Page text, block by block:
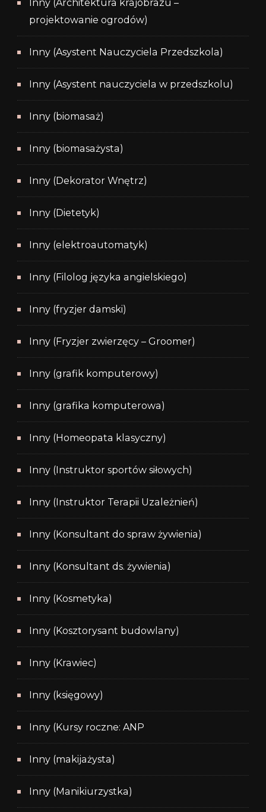
Inny (Architektura krajobrazu –
projektowanie ogrodów)
Inny (Asystent Nauczyciela Przedszkola)
Inny (Asystent nauczyciela w przedszkolu)
Inny (biomasaż)
Inny (biomasażysta)
Inny (Dekorator Wnętrz)
Inny (Dietetyk)
Inny (elektroautomatyk)
Inny (Filolog języka angielskiego)
Inny (fryzjer damski)
Inny (Fryzjer zwierzęcy – Groomer)
Inny (grafik komputerowy)
Inny (grafika komputerowa)
Inny (Homeopata klasyczny)
Inny (Instruktor sportów siłowych)
Inny (Instruktor Terapii Uzależnień)
Inny (Konsultant do spraw żywienia)
Inny (Konsultant ds. żywienia)
Inny (Kosmetyka)
Inny (Kosztorysant budowlany)
Inny (Krawiec)
Inny (księgowy)
Inny (Kursy roczne: ANP
Inny (makijażysta)
Inny (Manikiurzystka)